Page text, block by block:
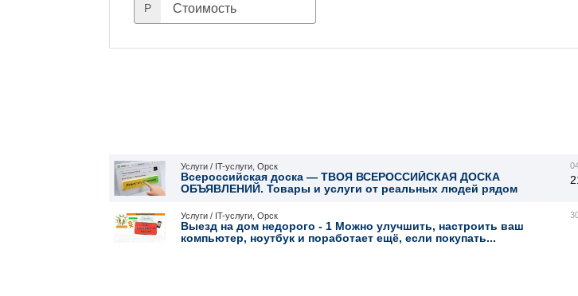
P Стоимость
Услуги / IT-услуги, Орск
Всероссийская доска — ТВОЯ ВСЕРОССИЙСКАЯ ДОСКА
ОБЪЯВЛЕНИЙ. Товары и услуги от реальных людей рядом
Услуги / IT-услуги, Орск
Выезд на дом недорого - 1 Можно улучшить, настроить ваш
компьютер, ноутбук и поработает ещё, если покупать...